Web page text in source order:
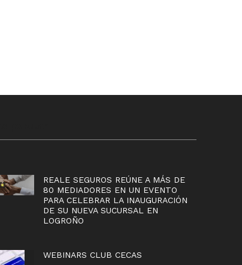
REALE SEGUROS REÚNE A MÁS DE
80 MEDIADORES EN UN EVENTO
PARA CELEBRAR LA INAUGURACIÓN
DE SU NUEVA SUCURSAL EN
LOGROÑO
WEBINARS CLUB CECAS